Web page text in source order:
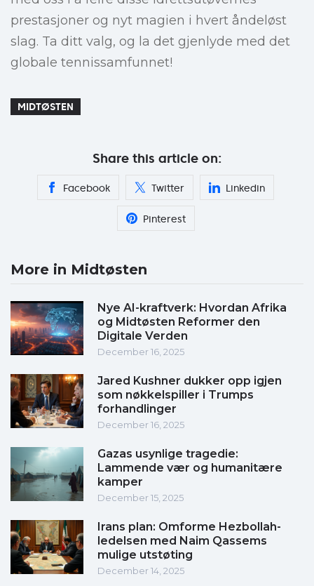
prestasjoner og nyt magien i hvert åndeløst
slag. Ta ditt valg, og la det gjenlyde med det
globale tennissamfunnet!
MIDTØSTEN
Share this article on:
Facebook Twitter Linkedin
Pinterest
More in Midtøsten
Nye AI-kraftverk: Hvordan Afrika
og Midtøsten Reformer den
Digitale Verden
December 16, 2025
Jared Kushner dukker opp igjen
som nøkkelspiller i Trumps
forhandlinger
December 16, 2025
Gazas usynlige tragedie:
Lammende vær og humanitære
kamper
December 15, 2025
Irans plan: Omforme Hezbollah-
ledelsen med Naim Qassems
mulige utstøting
December 14, 2025